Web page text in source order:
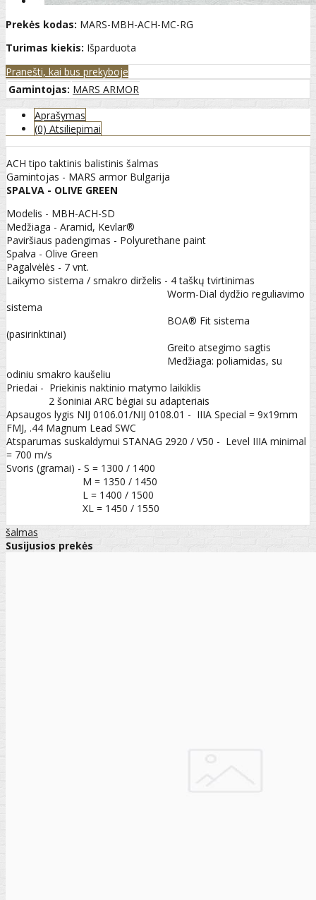
Prekės kodas: MARS-MBH-ACH-MC-RG
Turimas kiekis: Išparduota
Pranešti, kai bus prekyboje
Gamintojas: MARS ARMOR
Aprašymas
(0) Atsiliepimai
ACH tipo taktinis balistinis šalmas
Gamintojas - MARS armor Bulgarija
SPALVA - OLIVE GREEN
Modelis - MBH-ACH-SD
Medžiaga - Aramid, Kevlar®
Paviršiaus padengimas - Polyurethane paint
Spalva - Olive Green
Pagalvėlės - 7 vnt.
Laikymo sistema / smakro dirželis - 4 taškų tvirtinimas
Worm-Dial dydžio reguliavimo
sistema
BOA® Fit sistema
(pasirinktinai)
Greito atsegimo sagtis
Medžiaga: poliamidas, su
odiniu smakro kaušeliu
Priedai - Priekinis naktinio matymo laikiklis
2 šoniniai ARC bėgiai su adapteriais
Apsaugos lygis NIJ 0106.01/NIJ 0108.01 - IIIA Special = 9x19mm
FMJ, .44 Magnum Lead SWC
Atsparumas suskaldymui STANAG 2920 / V50 - Level IIIA minimal
= 700 m/s
Svoris (gramai) - S = 1300 / 1400
M = 1350 / 1450
L = 1400 / 1500
XL = 1450 / 1550
šalmas
Susijusios prekės